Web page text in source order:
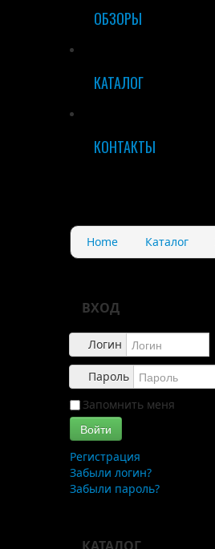
ОБЗОРЫ
КАТАЛОГ
КОНТАКТЫ
Home Каталог
ВХОД
Логин
Пароль
Запомнить меня
Войти
Регистрация
Забыли логин?
Забыли пароль?